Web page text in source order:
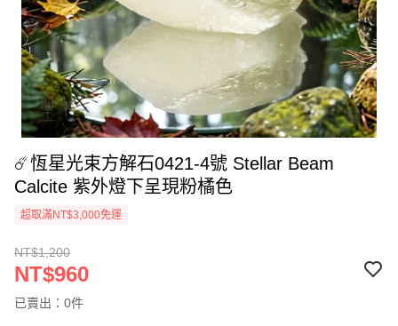
☄️恆星光束方解石0421-4號 Stellar Beam
Calcite 紫外燈下呈現粉橘色
超取滿NT$3,000免運
NT$1,200
NT$960
已賣出：0件